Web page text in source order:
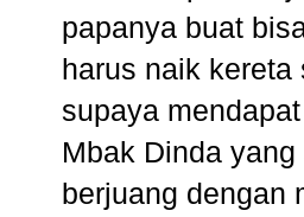
papanya buat
harus naik
supaya
Mbak Dinda
berjuang dengan